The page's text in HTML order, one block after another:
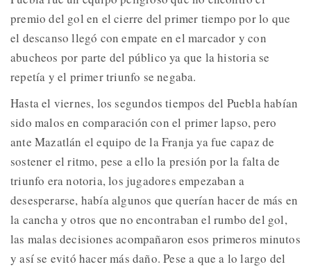
premio del gol en el cierre del primer tiempo por lo que
el descanso llegó con empate en el marcador y con
abucheos por parte del público ya que la historia se
repetía y el primer triunfo se negaba.
Hasta el viernes, los segundos tiempos del Puebla habían
sido malos en comparación con el primer lapso, pero
ante Mazatlán el equipo de la Franja ya fue capaz de
sostener el ritmo, pese a ello la presión por la falta de
triunfo era notoria, los jugadores empezaban a
desesperarse, había algunos que querían hacer de más en
la cancha y otros que no encontraban el rumbo del gol,
las malas decisiones acompañaron esos primeros minutos
y así se evitó hacer más daño. Pese a que a lo largo del